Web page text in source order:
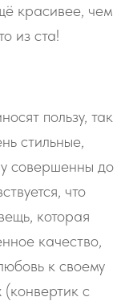
красивее, чем
из ста!
пользу, так
стильные,
совершенны до
что
которая
качество,
к своему
с